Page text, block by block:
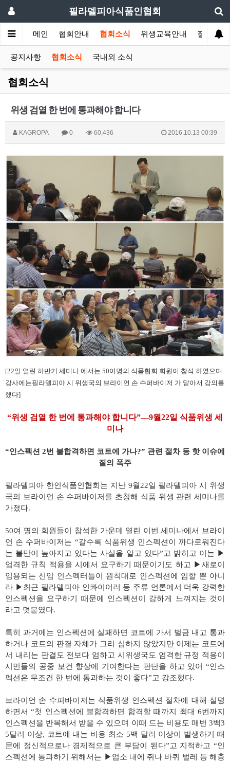
필라델피아식품인협회
메인 협회안내 협회소식 위생교육안내 질의답변
공지사항 협회소식 국내외 소식
협회소식
위생 검열 한 번에 통과해야 합니다
KAGROPA 0 60,436 2016.10.13 00:39
[22일 열린 하반기 세미나 에서는 50여명의 식품협회 회원이 참석 하였으며.
강사에는필라델피아 시 위생국의 브라이언 손 수퍼바이저 가 맡아서 강의를
했다]
“위생 검열 한 번에 통과해야 합니다”—9월22일 식품위생 세
미나
“인스펙션 2번 불합격하면 코트에 가나?” 관련 절차 등 핫 이슈에
질의 폭주
필라델피아 한인식품인협회는 지난 9월22일 필라델피아 시 위생
국의 브라이언 손 수퍼바이저를 초청해 식품 위생 관련 세미나를
가졌다.
50여 명의 회원들이 참석한 가운데 열린 이번 세미나에서 브라이
언 손 수퍼바이저는 “갈수록 식품위생 인스펙션이 까다로워진다
는 불만이 높아지고 있다는 사실을 알고 있다”고 밝히고 이는 ▶
엄격한 규칙 적용을 시에서 요구하기 때문이기도 하고 ▶새로이
임용되는 신임 인스펙터들이 원칙대로 인스펙션에 임할 뿐 아니
라 ▶최근 필라델피아 인콰이어러 등 주류 언론에서 더욱 강력한
인스펙션을 요구하기 때문에 인스펙션이 강하게 느껴지는 것이
라고 덧붙였다.
특히 과거에는 인스펙션에 실패하면 코트에 가서 벌금 내고 통과
하거나 코트의 판결 자체가 그리 심하지 않았지만 이제는 코트에
서 내리는 판결도 전보다 엄하고 시위생국도 엄격한 규정 적용이
시민들의 공중 보건 향상에 기여한다는 판단을 하고 있어 “인스
펙션은 무조건 한 번에 통과하는 것이 좋다”고 강조했다.
브라이언 손 수퍼바이저는 식품위생 인스펙션 절차에 대해 설명
하면서 “첫 인스펙션에 불합격하면 합격할 때까지 최대 6번까지
인스펙션을 반복해서 받을 수 있으며 이때 드는 비용도 매번 3백3
5달러 이상, 코트에 내는 비용 최소 5백 달러 이상이 발생하기 때
문에 정신적으로나 경제적으로 큰 부담이 된다”고 지적하고 “인
스펙션에 통과하기 위해서는 ▶업소 내에 쥐나 바퀴 벌레 등 해충